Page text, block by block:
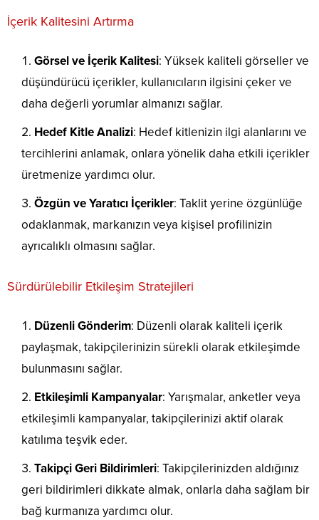
İçerik Kalitesini Artırma
Görsel ve İçerik Kalitesi: Yüksek kaliteli görseller ve
düşündürücü içerikler, kullanıcıların ilgisini çeker ve
daha değerli yorumlar almanızı sağlar.
Hedef Kitle Analizi: Hedef kitlenizin ilgi alanlarını ve
tercihlerini anlamak, onlara yönelik daha etkili içerikler
üretmenize yardımcı olur.
Özgün ve Yaratıcı İçerikler: Taklit yerine özgünlüğe
odaklanmak, markanızın veya kişisel profilinizin
ayrıcalıklı olmasını sağlar.
Sürdürülebilir Etkileşim Stratejileri
Düzenli Gönderim: Düzenli olarak kaliteli içerik
paylaşmak, takipçilerinizin sürekli olarak etkileşimde
bulunmasını sağlar.
Etkileşimli Kampanyalar: Yarışmalar, anketler veya
etkileşimli kampanyalar, takipçilerinizi aktif olarak
katılıma teşvik eder.
Takipçi Geri Bildirimleri: Takipçilerinizden aldığınız
geri bildirimleri dikkate almak, onlarla daha sağlam bir
bağ kurmanıza yardımcı olur.